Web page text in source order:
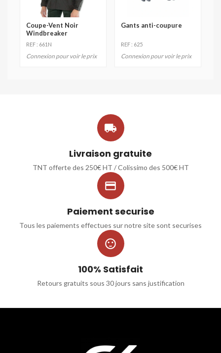
Coupe-Vent Noir
Windbreaker
REF : 661N
Connexion pour voir le prix
Gants anti-coupure
REF : 625
Connexion pour voir le prix

Livraison gratuite
TNT offerte des 250€ HT / Colissimo des 500€ HT

Paiement securise
Tous les paiements effectues sur notre site sont securises

100% Satisfait
Retours gratuits sous 30 jours sans justification